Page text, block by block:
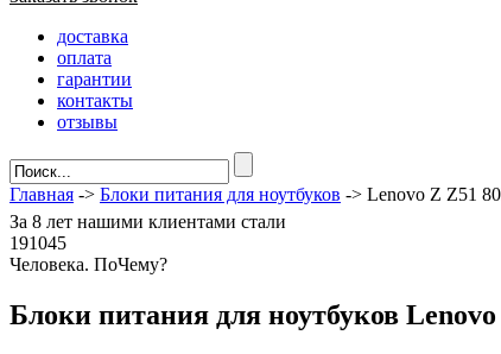
доставка
оплата
гарантии
контакты
отзывы
Главная -> Блоки питания для ноутбуков -> Lenovo Z Z51
За 8 лет нашими клиентами стали
191045
Человека. ПоЧему?
Блоки питания для ноутбуков